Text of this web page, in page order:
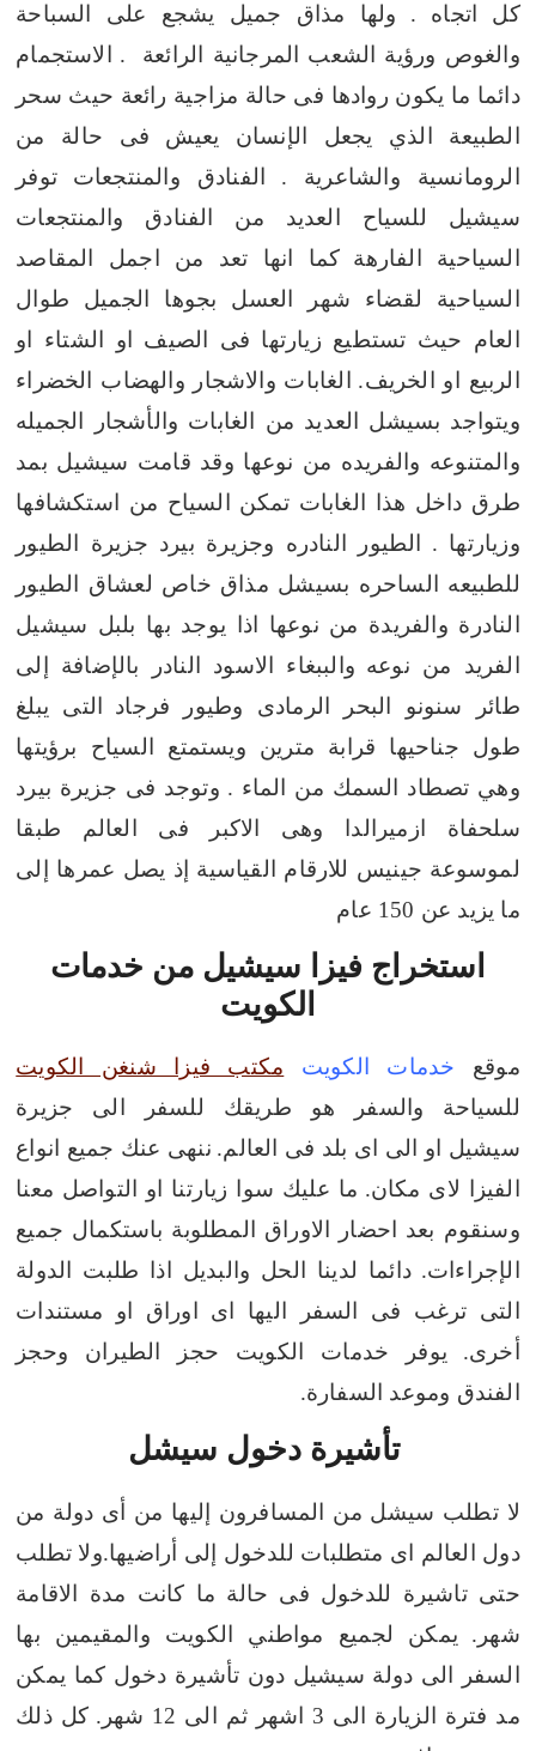
كل اتجاه .
ولها مذاق جميل يشجع على السباحة
والغوص ورؤية الشعب المرجانية الرائعة .
الاستجمام
دائما ما يكون روادها فى حالة مزاجية رائعة حيث سحر
الطبيعة الذي يجعل الإنسان يعيش فى حالة من
الرومانسية والشاعرية .
الفنادق والمنتجعات
توفر
سيشيل للسياح العديد من الفنادق والمنتجعات
السياحية الفارهة كما انها تعد من اجمل المقاصد
السياحية لقضاء شهر العسل بجوها الجميل طوال
العام حيث تستطيع زيارتها فى الصيف او الشتاء او
الربيع او الخريف.
الغابات والاشجار والهضاب الخضراء
ويتواجد بسيشل العديد من الغابات والأشجار الجميله
والمتنوعه والفريده من نوعها وقد قامت سيشيل بمد
طرق داخل هذا الغابات تمكن السياح من استكشافها
وزيارتها .
الطيور النادره وجزيرة بيرد جزيرة الطيور
للطبيعه الساحره بسيشل مذاق خاص لعشاق الطيور
النادرة والفريدة من نوعها اذا يوجد بها بلبل سيشيل
الفريد من نوعه والببغاء الاسود النادر بالإضافة إلى
طائر سنونو البحر الرمادى وطيور فرجاد
التى يبلغ
طول جناحيها قرابة مترين ويستمتع السياح برؤيتها
وهي تصطاد السمك من الماء . وتوجد فى جزيرة بيرد
سلحفاة ازميرالدا وهى الاكبر فى العالم طبقا
لموسوعة جينيس للارقام القياسية إذ يصل عمرها إلى
ما يزيد عن 150 عام
استخراج فيزا سيشيل من خدمات
الكويت
موقع خدمات الكويت مكتب فيزا شنغن الكويت
للسياحة والسفر هو طريقك للسفر الى جزيرة
سيشيل او الى اى بلد فى العالم. ننهى عنك جميع انواع
الفيزا لاى مكان. ما عليك سوا زيارتنا او التواصل معنا
وسنقوم بعد احضار الاوراق المطلوبة باستكمال جميع
الإجراءات. دائما لدينا الحل والبديل اذا طلبت الدولة
التى ترغب فى السفر اليها اى اوراق او مستندات
أخرى.
يوفر خدمات الكويت حجز الطيران وحجز
الفندق وموعد السفارة.
تأشيرة دخول سيشل
لا تطلب سيشل من المسافرون إليها من أى دولة من
دول العالم اى متطلبات للدخول إلى أراضيها.ولا تطلب
حتى تاشيرة للدخول فى حالة ما كانت مدة الاقامة
شهر.
يمكن لجميع مواطني الكويت والمقيمين بها
السفر الى دولة سيشيل دون تأشيرة دخول كما يمكن
مد فترة الزيارة الى 3 اشهر ثم الى 12 شهر.
كل ذلك